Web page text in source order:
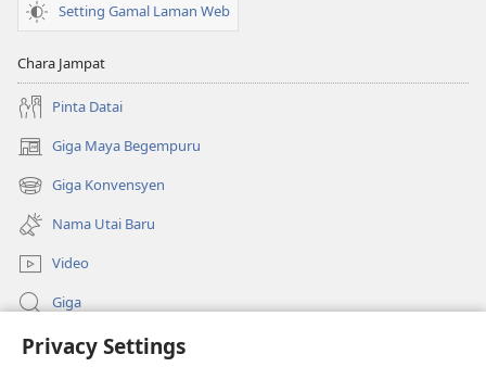
Privacy Settings
Setting Gamal Laman Web
Chara Jampat
Pinta Datai
Giga Maya Begempuru
(opens
new
window)
Giga Konvensyen
(opens
new
window)
Nama Utai Baru
Video
Giga
Penerang Global